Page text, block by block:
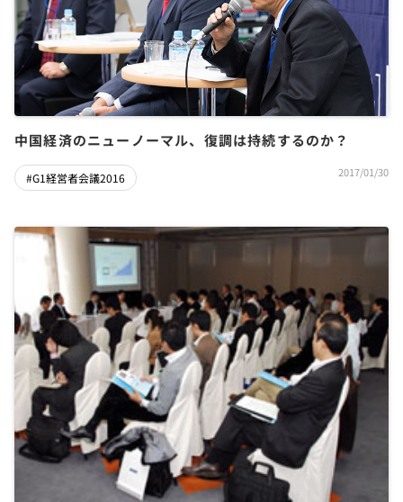
中国経済のニューノーマル、復調は持続するのか？
#G1経営者会議2016 2017/01/30